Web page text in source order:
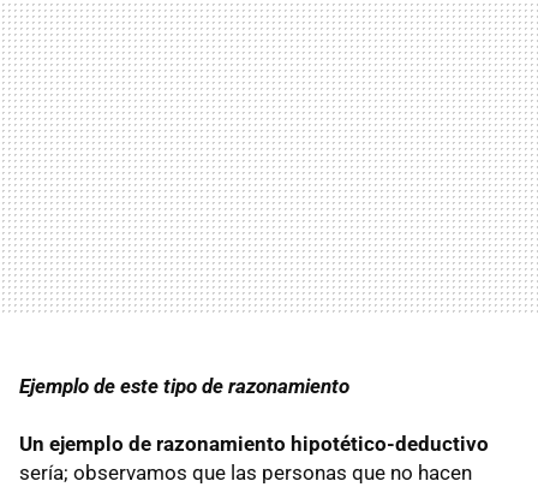
Ejemplo de este tipo de razonamiento
Un ejemplo de razonamiento hipotético-deductivo
sería; observamos que las personas que no hacen